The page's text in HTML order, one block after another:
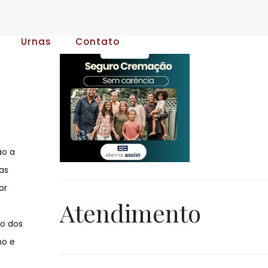
Urnas Contato
a
dos
e
Atendimento